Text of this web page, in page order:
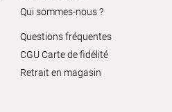
Qui sommes-nous ?
Questions fréquentes
CGU Carte de fidélité
Retrait en magasin